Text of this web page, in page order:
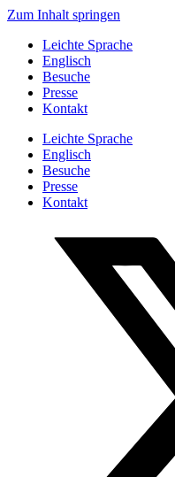
Zum Inhalt springen
Leichte Sprache
Englisch
Besuche
Presse
Kontakt
Leichte Sprache
Englisch
Besuche
Presse
Kontakt